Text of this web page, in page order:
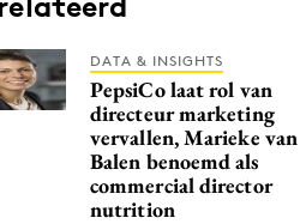
DATA & INSIGHTS
PepsiCo laat rol van
directeur marketing
vervallen, Marieke van
Balen benoemd als
commercial director
nutrition